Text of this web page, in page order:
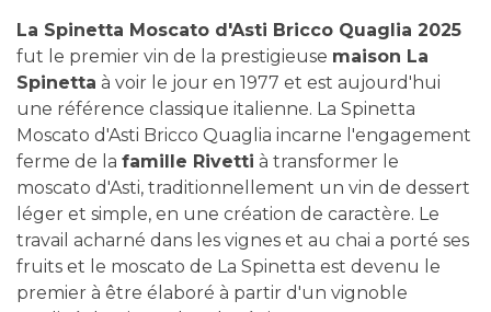
La Spinetta Moscato d'Asti Bricco Quaglia 2025
fut le premier vin de la prestigieuse maison La
Spinetta à voir le jour en 1977 et est aujourd'hui
une référence classique italienne. La Spinetta
Moscato d'Asti Bricco Quaglia incarne l'engagement
ferme de la famille Rivetti à transformer le
moscato d'Asti, traditionnellement un vin de dessert
léger et simple, en une création de caractère. Le
travail acharné dans les vignes et au chai a porté ses
fruits et le moscato de La Spinetta est devenu le
premier à être élaboré à partir d'un vignoble